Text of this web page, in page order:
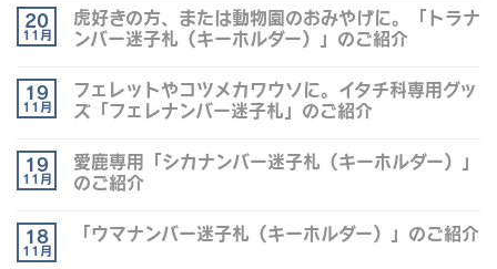
20
11月
虎好きの方、または動物園のおみやげに。「トラナ
ンバー迷子札（キーホルダー）」のご紹介
19
11月
フェレットやコツメカワウソに。イタチ科専用グッ
ズ「フェレナンバー迷子札」のご紹介
19
11月
愛鹿専用「シカナンバー迷子札（キーホルダー）」
のご紹介
18
11月
「ウマナンバー迷子札（キーホルダー）」のご紹介